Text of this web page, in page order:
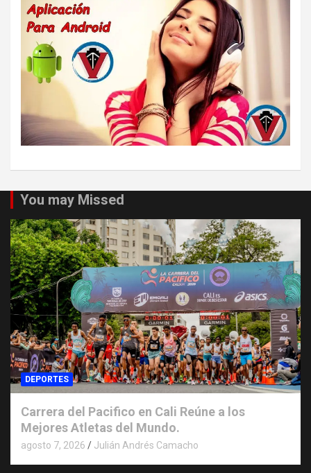
You may Missed
DEPORTES
Carrera del Pacifico en Cali Reúne a los
Mejores Atletas del Mundo.
agosto 7, 2026 Julián Andrés Camacho